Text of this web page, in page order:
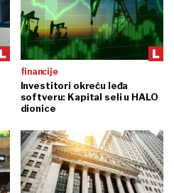
financije
Investitori okreću leđa
softveru: Kapital seli u HALO
dionice